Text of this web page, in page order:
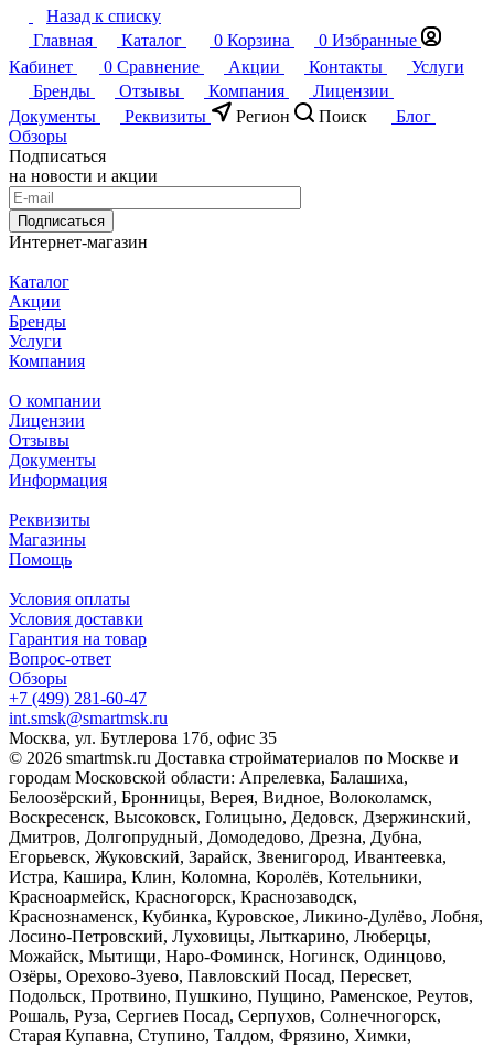
Назад к списку
Главная
Каталог 0 Корзина 0 Избранные
Кабинет
0 Сравнение Акции Контакты
Услуги
Бренды
Отзывы Компания
Лицензии
Документы
Реквизиты Регион Поиск
Блог
Обзоры
Подписаться
на новости и акции
Подписаться
Интернет-магазин
Каталог
Акции
Бренды
Услуги
Компания
О компании
Лицензии
Отзывы
Документы
Информация
Реквизиты
Магазины
Помощь
Условия оплаты
Условия доставки
Гарантия на товар
Вопрос-ответ
Обзоры
+7 (499) 281-60-47
int.smsk@smartmsk.ru
Москва, ул. Бутлерова 17б, офис 35
© 2026 smartmsk.ru Доставка стройматериалов по Москве и
городам Московской области: Апрелевка, Балашиха,
Белоозёрский, Бронницы, Верея, Видное, Волоколамск,
Воскресенск, Высоковск, Голицыно, Дедовск, Дзержинский,
Дмитров, Долгопрудный, Домодедово, Дрезна, Дубна,
Егорьевск, Жуковский, Зарайск, Звенигород, Ивантеевка,
Истра, Кашира, Клин, Коломна, Королёв, Котельники,
Красноармейск, Красногорск, Краснозаводск,
Краснознаменск, Кубинка, Куровское, Ликино-Дулёво, Лобня,
Лосино-Петровский, Луховицы, Лыткарино, Люберцы,
Можайск, Мытищи, Наро-Фоминск, Ногинск, Одинцово,
Озёры, Орехово-Зуево, Павловский Посад, Пересвет,
Подольск, Протвино, Пушкино, Пущино, Раменское, Реутов,
Рошаль, Руза, Сергиев Посад, Серпухов, Солнечногорск,
Старая Купавна, Ступино, Талдом, Фрязино, Химки,